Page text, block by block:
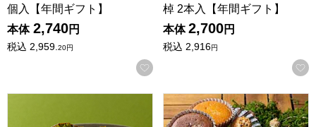
個入【年間ギフト】
本体 2,740円
税込 2,959.20円
お気に入りに登録する
棹 2本入【年間ギフト】
本体 2,700円
税込 2,916円
一善や お濃茶ブラウニー 5個入り(風呂敷包あり:抹茶色) 1箱
森の庭 焼き菓子アソート 芽